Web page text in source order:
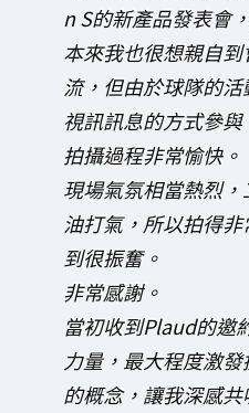
n S的新產品發表會
本來我也很想親自
流，但由於球隊的
視訊訊息的方式參與
拍攝過程非常愉快。
現場氣氛相當熱烈
油打氣，所以拍得
到很振奮。
非常感謝。
當初收到Plaud的邀
力量，最大程度激
的概念，讓我深感